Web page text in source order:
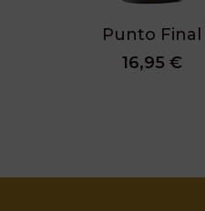
Punto Final
16,95 €